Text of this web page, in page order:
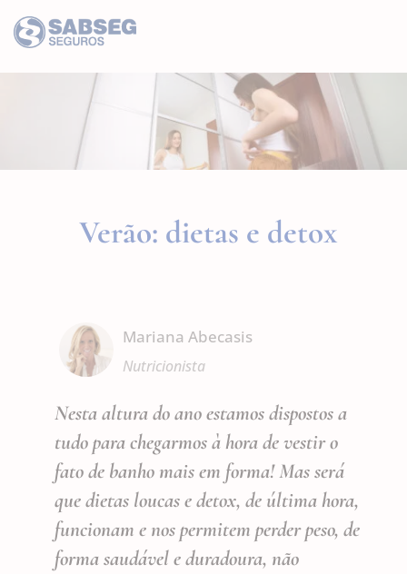
Verão: dietas e detox
Mariana Abecasis
Nutricionista
Nesta altura do ano estamos dispostos a
tudo para chegarmos à hora de vestir o
fato de banho mais em forma! Mas será
que dietas loucas e detox, de última hora,
funcionam e nos permitem perder peso, de
forma saudável e duradoura, não